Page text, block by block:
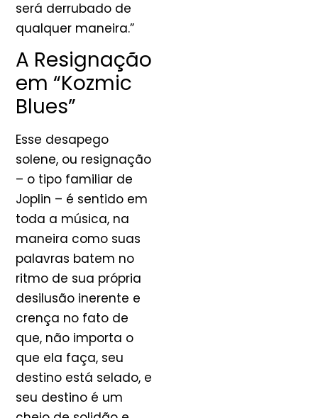
será derrubado de
qualquer maneira.”
A Resignação
em “Kozmic
Blues”
Esse desapego
solene, ou resignação
– o tipo familiar de
Joplin – é sentido em
toda a música, na
maneira como suas
palavras batem no
ritmo de sua própria
desilusão inerente e
crença no fato de
que, não importa o
que ela faça, seu
destino está selado, e
seu destino é um